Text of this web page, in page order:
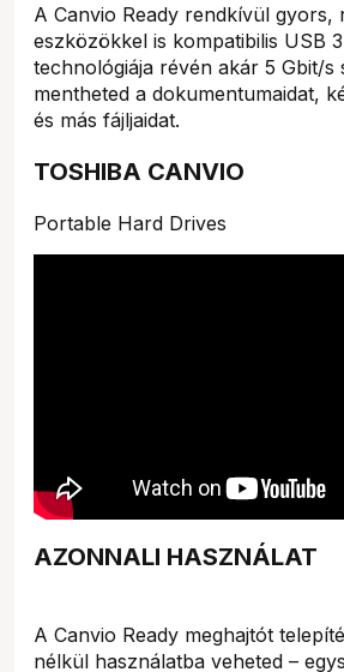
A Canvio Ready rendkívül gyors,
eszközökkel is kompatibilis USB
technológiája révén akár 5 Gbit/s
mentheted a dokumentumaidat,
és más fájljaidat.
TOSHIBA CANVIO
Portable Hard Drives
AZONNALI HASZNÁLAT
A Canvio Ready meghajtót
nélkül használatba veheted –